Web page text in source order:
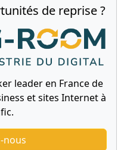
de reprise ?
leader en France de
et sites Internet à
nous